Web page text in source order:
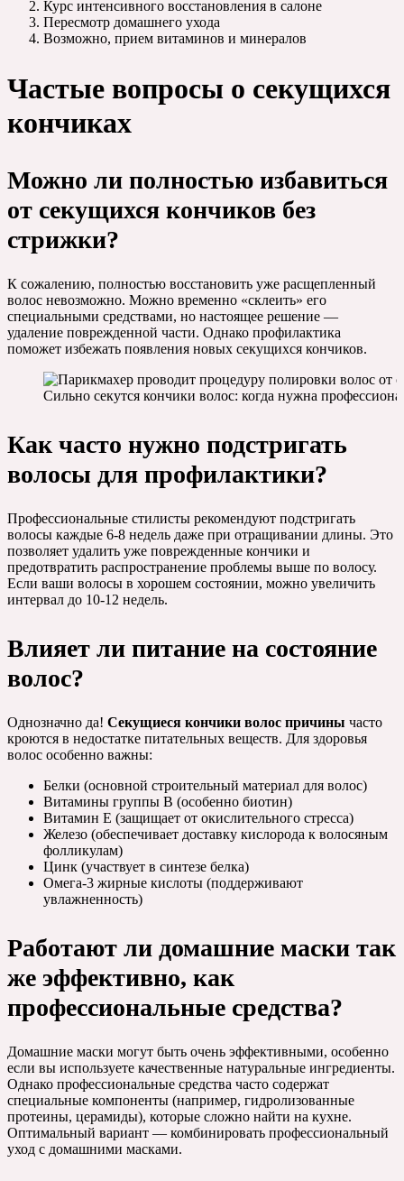
Курс интенсивного восстановления в салоне
Пересмотр домашнего ухода
Возможно, прием витаминов и минералов
Частые вопросы о секущихся
кончиках
Можно ли полностью избавиться
от секущихся кончиков без
стрижки?
К сожалению, полностью восстановить уже расщепленный
волос невозможно. Можно временно «склеить» его
специальными средствами, но настоящее решение —
удаление поврежденной части. Однако профилактика
поможет избежать появления новых секущихся кончиков.
Сильно секутся кончики волос: когда нужна
Как часто нужно подстригать
волосы для профилактики?
Профессиональные стилисты рекомендуют подстригать
волосы каждые 6-8 недель даже при отращивании длины. Это
позволяет удалить уже поврежденные кончики и
предотвратить распространение проблемы выше по волосу.
Если ваши волосы в хорошем состоянии, можно увеличить
интервал до 10-12 недель.
Влияет ли питание на состояние
волос?
Однозначно да! Секущиеся кончики волос причины часто
кроются в недостатке питательных веществ. Для здоровья
волос особенно важны:
Белки (основной строительный материал для волос)
Витамины группы В (особенно биотин)
Витамин Е (защищает от окислительного стресса)
Железо (обеспечивает доставку кислорода к волосяным
фолликулам)
Цинк (участвует в синтезе белка)
Омега-3 жирные кислоты (поддерживают
увлажненность)
Работают ли домашние маски так
же эффективно, как
профессиональные средства?
Домашние маски могут быть очень эффективными, особенно
если вы используете качественные натуральные ингредиенты.
Однако профессиональные средства часто содержат
специальные компоненты (например, гидролизованные
протеины, церамиды), которые сложно найти на кухне.
Оптимальный вариант — комбинировать профессиональный
уход с домашними масками.